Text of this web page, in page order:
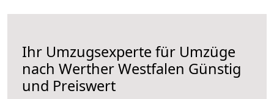
Ihr Umzugsexperte für Umzüge
nach Werther Westfalen Günstig
und Preiswert